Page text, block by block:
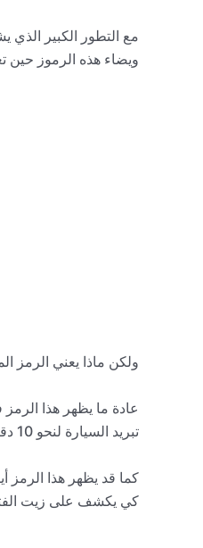
مع التطور الكبير الذي
ويضاء هذه الرموز حين
ولكن ماذا يعني الرمز
عادة ما يظهر هذا
تبريد السيارة لنحو 10 دقائق، ومن ثم معاودة القيادة من جديد لأنك قد تلاحظ بأن الشعار قد اختفى.
كما قد يظهر هذا الرمز
كي يكشف على زيت